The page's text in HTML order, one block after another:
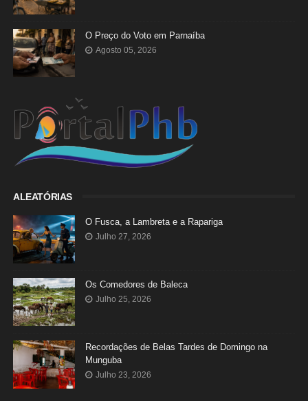
O Preço do Voto em Parnaíba
Agosto 05, 2026
ALEATÓRIAS
O Fusca, a Lambreta e a Rapariga
Julho 27, 2026
Os Comedores de Baleca
Julho 25, 2026
Recordações de Belas Tardes de Domingo na
Munguba
Julho 23, 2026